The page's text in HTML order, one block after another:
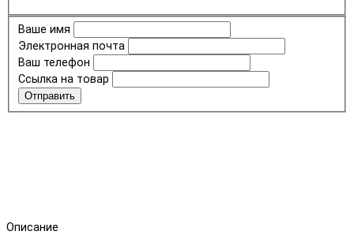
Ваше имя
Электронная почта
Ваш телефон
Ссылка на товар
Отправить
Описание